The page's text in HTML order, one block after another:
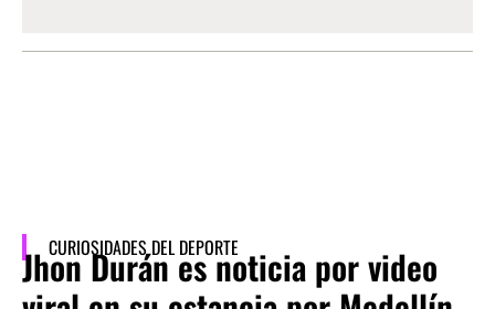
CURIOSIDADES DEL DEPORTE
Jhon Durán es noticia por video